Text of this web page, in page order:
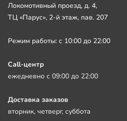
Локомотивный проезд, д. 4,
ТЦ «Парус», 2-й этаж, пав. 207
Режим работы: с 10:00 до 22:00
Call-центр
ежедневно с 09:00 до 22:00
Доставка заказов
вторник, четверг, суббота